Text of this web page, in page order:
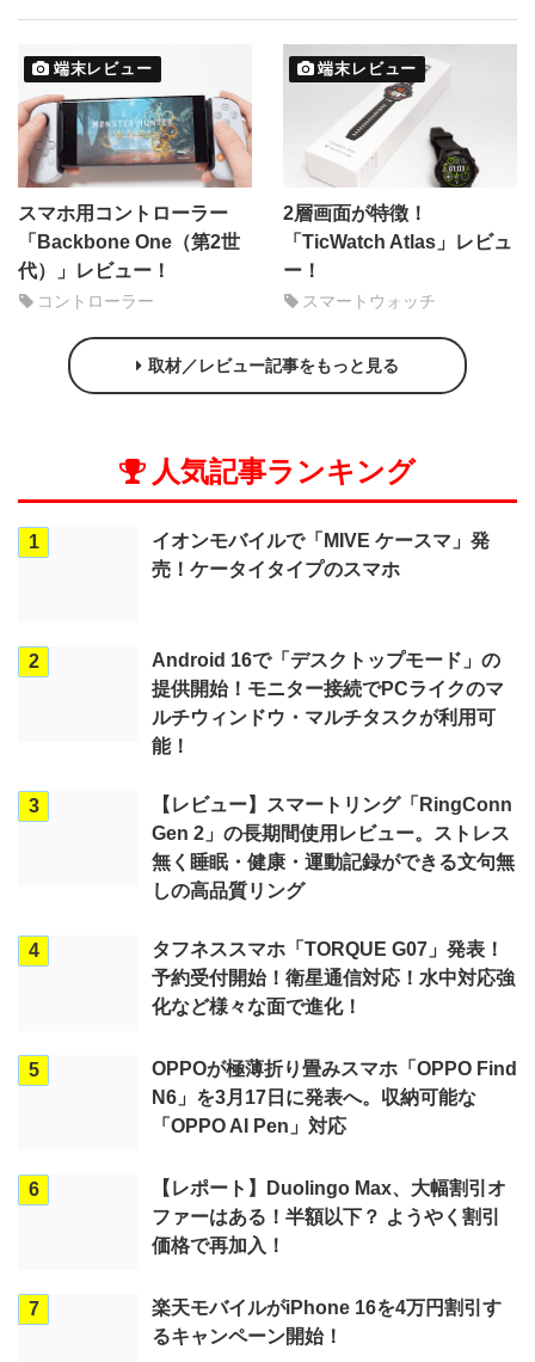
端末レビュー
スマホ用コントローラー
「Backbone One（第2世
代）」レビュー！
コントローラー
端末レビュー
2層画面が特徴！
「TicWatch Atlas」レビュ
ー！
スマートウォッチ
取材／レビュー記事をもっと見る
人気記事ランキング
1
イオンモバイルで「MIVE ケースマ」発
売！ケータイタイプのスマホ
2
Android 16で「デスクトップモード」の
提供開始！モニター接続でPCライクのマ
ルチウィンドウ・マルチタスクが利用可
能！
3
【レビュー】スマートリング「RingConn
Gen 2」の長期間使用レビュー。ストレス
無く睡眠・健康・運動記録ができる文句無
しの高品質リング
4
タフネススマホ「TORQUE G07」発表！
予約受付開始！衛星通信対応！水中対応強
化など様々な面で進化！
5
OPPOが極薄折り畳みスマホ「OPPO Find
N6」を3月17日に発表へ。収納可能な
「OPPO AI Pen」対応
6
【レポート】Duolingo Max、大幅割引オ
ファーはある！半額以下？ ようやく割引
価格で再加入！
7
楽天モバイルがiPhone 16を4万円割引す
るキャンペーン開始！